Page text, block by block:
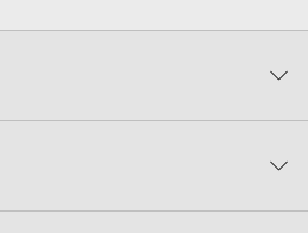
0%
版のKONTAKT PLAYERではお使いい
ご注意：
FAT32でフォーマットされた